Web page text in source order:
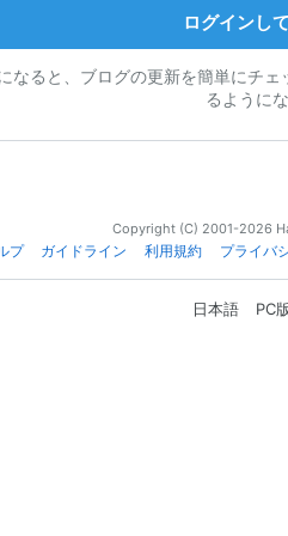
ログインし
なると、ブログの更新を簡単にチ
るように
Copyright (C) 2001-2026
プ
ガイドライン 利用規約 プライバ
日本語 PC